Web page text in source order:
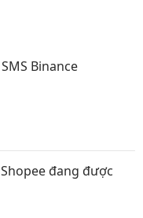
Binance
đang được